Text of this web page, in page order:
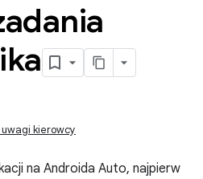
kierowcy
na Androida Auto, najpierw